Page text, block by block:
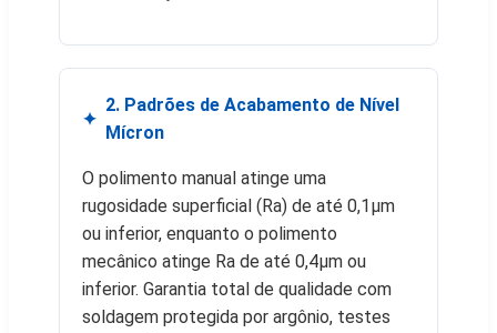
2. Padrões de Acabamento de Nível
Mícron
O polimento manual atinge uma
rugosidade superficial (Ra) de até 0,1μm
ou inferior, enquanto o polimento
mecânico atinge Ra de até 0,4μm ou
inferior. Garantia total de qualidade com
soldagem protegida por argônio, testes